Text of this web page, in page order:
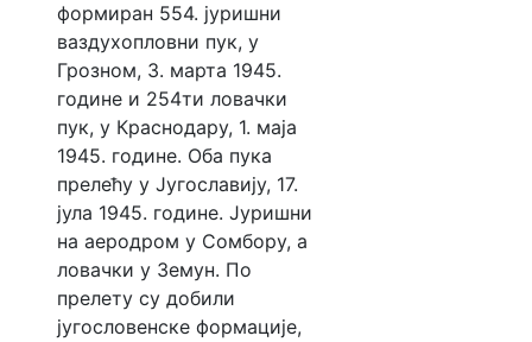
формиран 554. јуришни
ваздухопловни пук, у
Грозном, 3. марта 1945.
године и 254ти ловачки
пук, у Краснодару, 1. маја
1945. године. Оба пука
прелећу у Југославију, 17.
јула 1945. године. Јуришни
на аеродром у Сомбору, а
ловачки у Земун. По
прелету су добили
југословенске формације,